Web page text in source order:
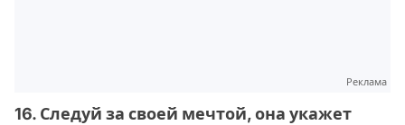
Реклама
16. Следуй за своей мечтой, она укажет